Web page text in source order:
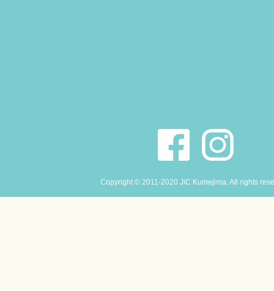
Copyright © 2011-2020 JiC Kumejima. All rights